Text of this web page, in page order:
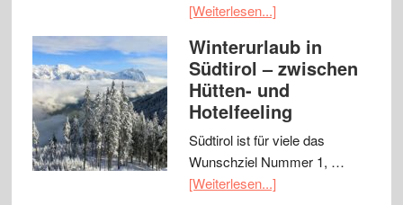
[Weiterlesen...]
Winterurlaub in
Südtirol – zwischen
Hütten- und
Hotelfeeling
Südtirol ist für viele das
Wunschziel Nummer 1, …
[Weiterlesen...]